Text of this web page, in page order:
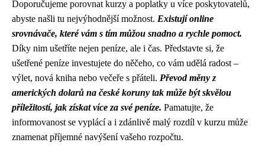
Doporučujeme porovnat kurzy a poplatky u více poskytovatelů,
abyste našli tu nejvýhodnější možnost. Existují online
srovnávače, které vám s tím můžou snadno a rychle pomoct.
Díky nim ušetříte nejen peníze, ale i čas. Představte si, že
ušetřené peníze investujete do něčeho, co vám udělá radost –
výlet, nová kniha nebo večeře s přáteli. Převod měny z
amerických dolarů na české koruny tak může být skvělou
příležitostí, jak získat více za své peníze. Pamatujte, že
informovanost se vyplácí a i zdánlivě malý rozdíl v kurzu může
znamenat příjemné navýšení vašeho rozpočtu.